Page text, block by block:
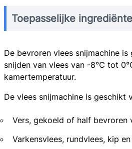
Toepasselijke
De bevroren vlees snijmachine
snijden van vlees van -8℃ tot
kamertemperatuur.
De vlees snijmachine is geschikt
Vers, gekoeld of half bevroren
Varkensvlees, rundvlees, kip